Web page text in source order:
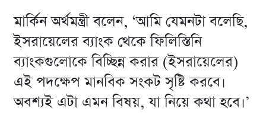
মার্কিন অর্থমন্ত্রী বলেন, ‘আমি যেমনটা বলেছি,
ইসরায়েলের ব্যাংক থেকে ফিলিস্তিনি
ব্যাংকগুলোকে বিচ্ছিন্ন করার (ইসরায়েলের)
এই পদক্ষেপ মানবিক সংকট সৃষ্টি করবে।
অবশ্যই এটা এমন বিষয়, যা নিয়ে কথা হবে।’